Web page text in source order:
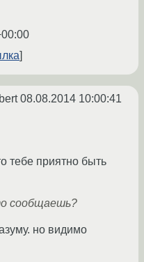
08.08.2014 10:00:41
тебе приятно быть
сообщаешь?
но видимо